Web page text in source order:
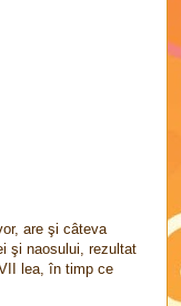
are şi câteva
şi naosului, rezultat
lea, în timp ce